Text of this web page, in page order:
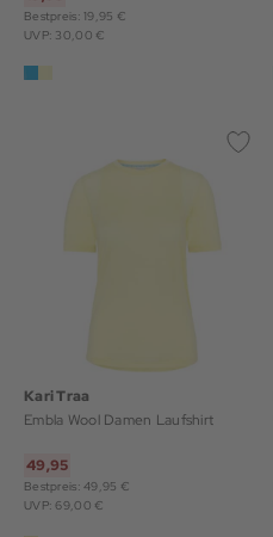
Bestpreis: 19,95 €
UVP: 30,00 €
Kari Traa
Embla Wool Damen Laufshirt
49,95
Bestpreis: 49,95 €
UVP: 69,00 €